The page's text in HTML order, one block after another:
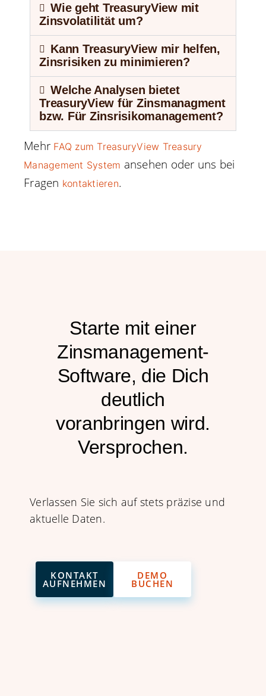
Wie geht TreasuryView mit
Zinsvolatilität um?
Kann TreasuryView mir helfen,
Zinsrisiken zu minimieren?
Welche Analysen bietet
TreasuryView für Zinsmanagment
bzw. Für Zinsrisikomanagement?
Mehr FAQ zum TreasuryView Treasury
Management System ansehen oder uns bei
Fragen kontaktieren.
Starte mit einer
Zinsmanagement-
Software, die Dich
deutlich
voranbringen wird.
Versprochen.
Verlassen Sie sich auf stets präzise und
aktuelle Daten.
KONTAKT
AUFNEHMEN
DEMO
BUCHEN